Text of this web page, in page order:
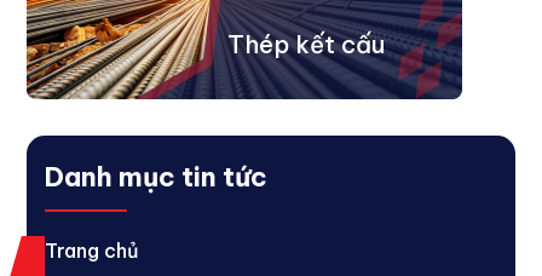
Thép kết cấu
Danh mục tin tức
Trang chủ